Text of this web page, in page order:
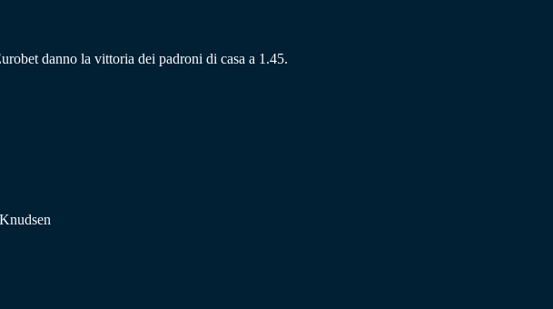
danno la vittoria dei padroni di casa a 1.45.